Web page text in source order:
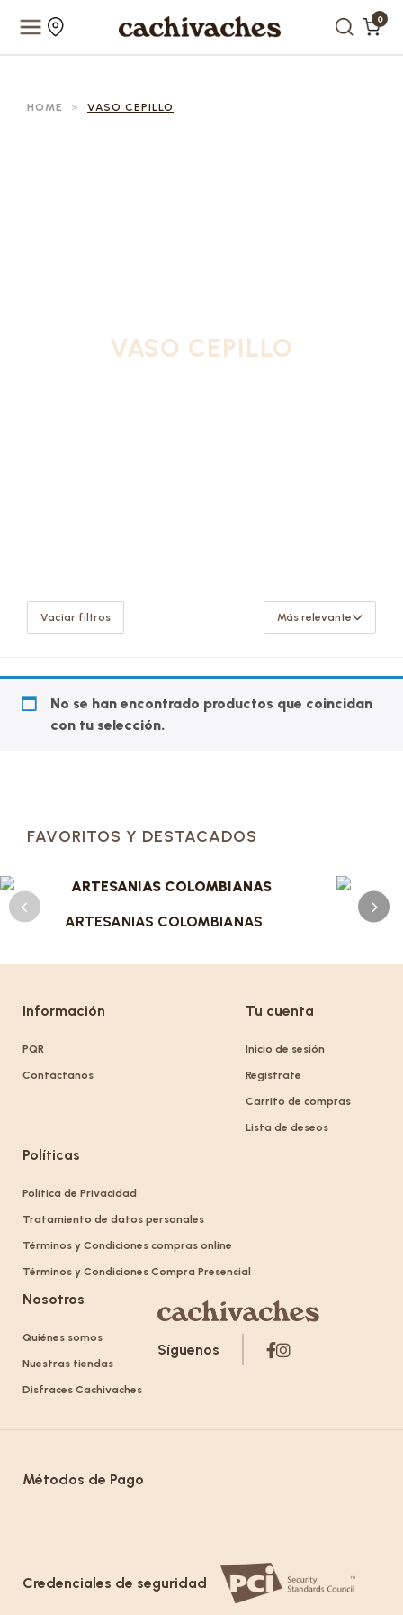
0
HOME > VASO CEPILLO
VASO CEPILLO
Vaciar filtros Más relevante
No se han encontrado productos que coincidan
con tu selección.
FAVORITOS Y DESTACADOS
ARTESANIAS COLOMBIANAS
Información
PQR
Contáctanos
Tu cuenta
Inicio de sesión
Regístrate
Carrito de compras
Lista de deseos
Políticas
Política de Privacidad
Tratamiento de datos personales
Términos y Condiciones compras online
Términos y Condiciones Compra Presencial
Nosotros
Quiénes somos
Nuestras tiendas
Disfraces Cachivaches
Síguenos
Métodos de Pago
Credenciales de seguridad